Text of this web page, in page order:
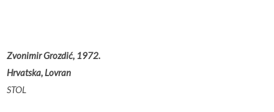
Zvonimir Grozdić, 1972.
Hrvatska, Lovran
STOL